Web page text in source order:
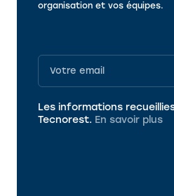
organisation et vos équipes.
Programme
Les informations
Tecnorest. En savoir plus